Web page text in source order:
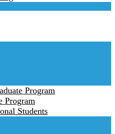
Program
Program
Students